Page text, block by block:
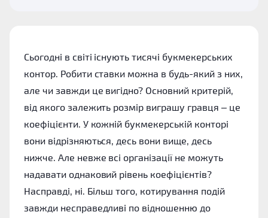
Сьогодні в світі існують тисячі букмекерських
контор. Робити ставки можна в будь-який з них,
але чи завжди це вигідно? Основний критерій,
від якого залежить розмір виграшу гравця – це
коефіцієнти. У кожній букмекерській конторі
вони відрізняються, десь вони вище, десь
нижче. Але невже всі організації не можуть
надавати однаковий рівень коефіцієнтів?
Насправді, ні. Більш того, котирування подій
завжди несправедливі по відношенню до